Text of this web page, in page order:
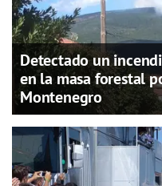
Detectado un
en la masa forestal
Montenegro